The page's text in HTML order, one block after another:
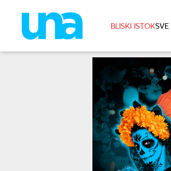
BLISKI ISTOKSVE